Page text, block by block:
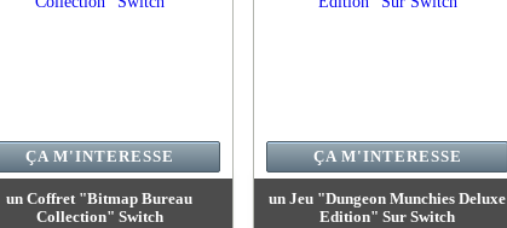
un Coffret "Bitmap Bureau
Collection" Switch
ÇA M'INTERESSE
un Jeu "Dungeon Munchies Deluxe
Edition" Sur Switch
ÇA M'INTERESSE